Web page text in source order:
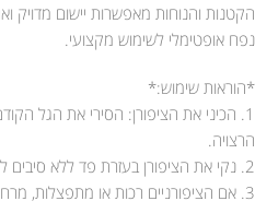
הקטנות והנוחות מאפשרות יישום מדויק
נפח אופטימלי לשימוש מקצועי.
*הוראות שימוש:*
1. הכיני את הציפורן: הסירי את הגל
הרצויה.
2. נקי את הציפורן בעזרת פד ללא סיבים להסרת שומן ולחות.